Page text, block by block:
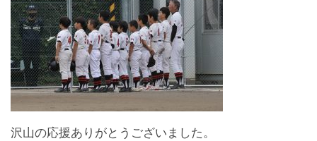
沢山の応援ありがとうございました。